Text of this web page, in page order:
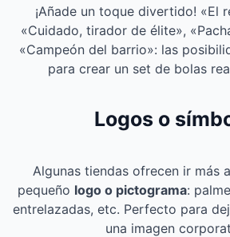
¡Añade un toque divertido! «El
«Cuidado, tirador de élite»,
«Campeón del barrio»: las
para crear un set de bolas
Logos o
Algunas tiendas ofrecen ir más
pequeño logo o pictograma:
entrelazadas, etc. Perfecto para
una imagen